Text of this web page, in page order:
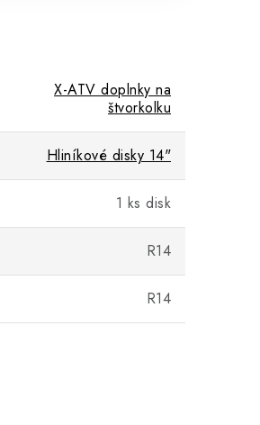
X-ATV doplnky na
štvorkolku
Hliníkové disky 14"
1 ks disk
R14
R14